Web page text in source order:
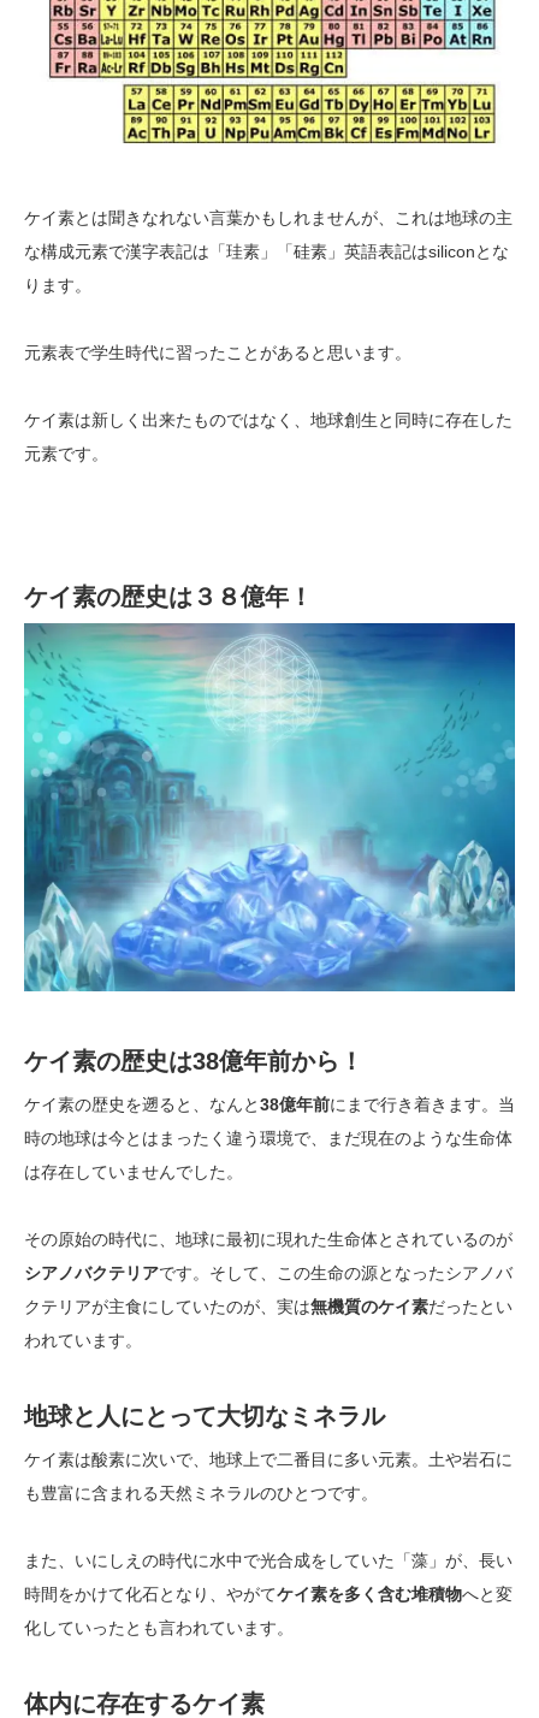
ケイ素とは聞きなれない言葉かもしれませんが、これは地球の主
な構成元素で漢字表記は「珪素」「硅素」英語表記はsiliconとな
ります。
元素表で学生時代に習ったことがあると思います。
ケイ素は新しく出来たものではなく、地球創生と同時に存在した
元素です。
ケイ素の歴史は３８億年！
ケイ素の歴史は38億年前から！
ケイ素の歴史を遡ると、なんと38億年前にまで行き着きます。当
時の地球は今とはまったく違う環境で、まだ現在のような生命体
は存在していませんでした。
その原始の時代に、地球に最初に現れた生命体とされているのが
シアノバクテリアです。そして、この生命の源となったシアノバ
クテリアが主食にしていたのが、実は無機質のケイ素だったとい
われています。
地球と人にとって大切なミネラル
ケイ素は酸素に次いで、地球上で二番目に多い元素。土や岩石に
も豊富に含まれる天然ミネラルのひとつです。
また、いにしえの時代に水中で光合成をしていた「藻」が、長い
時間をかけて化石となり、やがてケイ素を多く含む堆積物へと変
化していったとも言われています。
体内に存在するケイ素